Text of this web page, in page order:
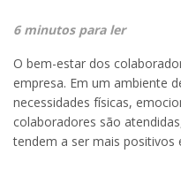
6 minutos para ler
O bem-estar dos
empresa. Em um ambiente
necessidades físicas,
colaboradores são
tendem a ser mais positivos